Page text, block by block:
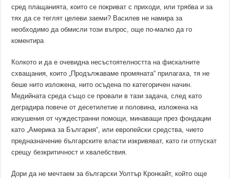
сред плащанията, които се покриват с приходи, или трябва и за
тях да се теглят целеви заеми? Василев не намира за
необходимо да обмисли този въпрос, още по-малко да го
коментира
Колкото и да е очевидна несъстоятелността на фискалните
схващания, които „Продължаваме промяната“ прилагаха, тя не
беше нито изложена, нито осъдена по категоричен начин.
Медийната среда също се провали в тази задача, след като
деградира повече от десетилетие и половина, изложена на
изкушения от чуждестранни помощи, минаващи през фондации
като „Америка за България“, или европейски средства, чието
предназначение българските власти изкривяват, като ги отпускат
срещу безкритичност и хвалебствия.
Дори да не мечтаем за български Уолтър Кронкайт, който още